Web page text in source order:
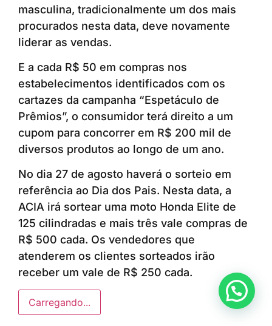
masculina, tradicionalmente um dos mais
procurados nesta data, deve novamente
liderar as vendas.
E a cada R$ 50 em compras nos
estabelecimentos identificados com os
cartazes da campanha “Espetáculo de
Prêmios”, o consumidor terá direito a um
cupom para concorrer em R$ 200 mil de
diversos produtos ao longo de um ano.
No dia 27 de agosto haverá o sorteio em
referência ao Dia dos Pais. Nesta data, a
ACIA irá sortear uma moto Honda Elite de
125 cilindradas e mais três vale compras de
R$ 500 cada. Os vendedores que
atenderem os clientes sorteados irão
receber um vale de R$ 250 cada.
Carregando...
Anunciar ou recomendar matéria